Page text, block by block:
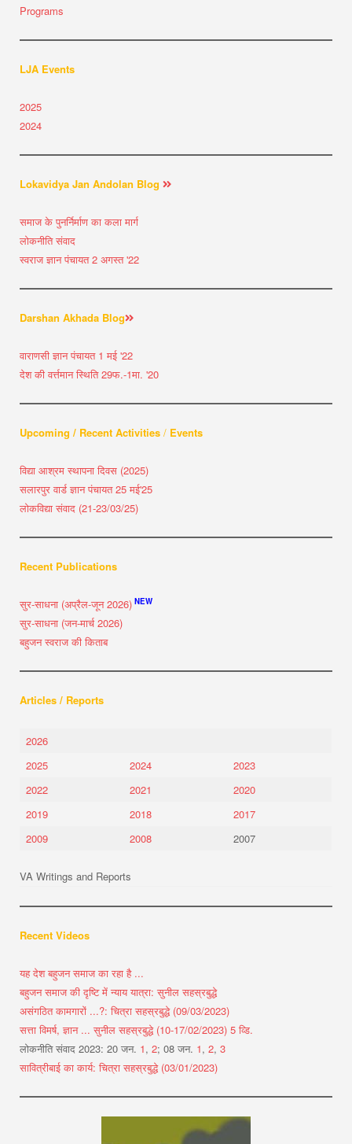
Programs
LJA Events
2025
2024
Lokavidya Jan Andolan Blog
समाज के पुनर्निर्माण का कला मार्ग
लोकनीति संवाद
स्वराज ज्ञान पंचायत 2 अगस्त '22
Darshan Akhada Blog
वाराणसी ज्ञान पंचायत 1 मई '22
देश की वर्त्तमान स्थिति 29फ.-1मा. '20
Upcoming / Recent Activities / Events
विद्या आश्रम स्थापना दिवस (2025)
सलारपुर वार्ड ज्ञान पंचायत 25 मई'25
लोकविद्या संवाद (21-23/03/25)
Recent Publications
सुर-साधना (अप्रैल-जून 2026) NEW
सुर-साधना (जन-मार्च 2026)
बहुजन स्वराज की किताब
Articles / Reports
2026
2025
2024
2023
2022
2021
2020
2019
2018
2017
2009
2008 2007
VA Writings and Reports
Recent Videos
यह देश बहुजन समाज का रहा है ...
बहुजन समाज की दृष्टि में न्याय यात्रा: सुनील सहस्रबुद्धे
असंगठित कामगारों ...?: चित्रा सहस्रबुद्धे (09/03/2023)
सत्ता विमर्ष, ज्ञान ... सुनील सहस्रबुद्धे (10-17/02/2023) 5 व्डि.
लोकनीति संवाद 2023: 20 जन. 1, 2; 08 जन. 1, 2, 3
सावित्रीबाई का कार्य: चित्रा सहस्रबुद्धे (03/01/2023)